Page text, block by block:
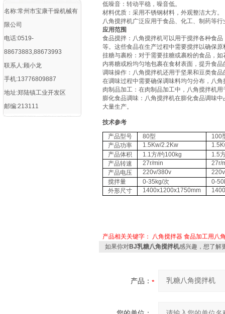
名称:常州市宝康干燥机械有
限公司
电话:0519-
88673883,88673993
联系人:顾小龙
手机:13776809887
地址:郑陆镇工业开发区
邮编:213111
‌低噪音‌：转动平稳，噪音低。
‌材料优质‌：采用不锈钢材料，外观整洁大方‌。
八角搅拌机广泛应用于食品、化工、制药等
‌应用范围
食品搅拌‌：八角搅拌机可以用于搅拌各种食
等。这些食品在生产过程中需要搅拌以确保原
挂糖与裹粉‌：对于需要挂糖或裹粉的食品，
内将糖或粉均匀地包裹在食材表面，提升食品
调味操作‌：八角搅拌机还用于坚果和豆类食
在调味过程中需要确保调味料均匀分布，八
肉制品加工‌：在肉制品加工中，八角搅拌机
膨化食品调味‌：八角搅拌机在膨化食品调味
大量生产‌。
技术参考
产品型号
80型
100
产品功率
1.5Kw/2.2Kw
产品体积
1.1方/约100kg
1.5
产品转速
27r/min
27r/
产品电压
220v/380v
搅拌量
0-35kg/次
0-
外形尺寸
1400x1200x1750mm
产品相关关键字： 八角搅拌器 食品加工用八
如果你对BJ乳糖八角搅拌机感兴趣，想了解
产品：